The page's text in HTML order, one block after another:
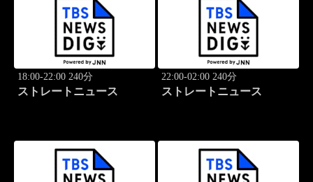
18:00-22:00 240分
ストレートニュース
22:00-02:00 240分
ストレートニュース